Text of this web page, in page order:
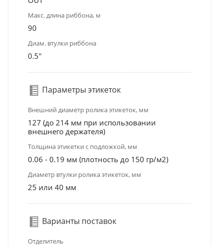
Макс. длина риббона, м
90
Диам. втулки риббона
0.5''
Параметры этикеток
Внешний диаметр ролика этикеток, мм
127 (до 214 мм при использовании
внешнего держателя)
Толщина этикетки с подложкой, мм
0.06 - 0.19 мм (плотность до 150 гр/м2)
Диаметр втулки ролика этикеток, мм
25 или 40 мм
Варианты поставок
Отделитель